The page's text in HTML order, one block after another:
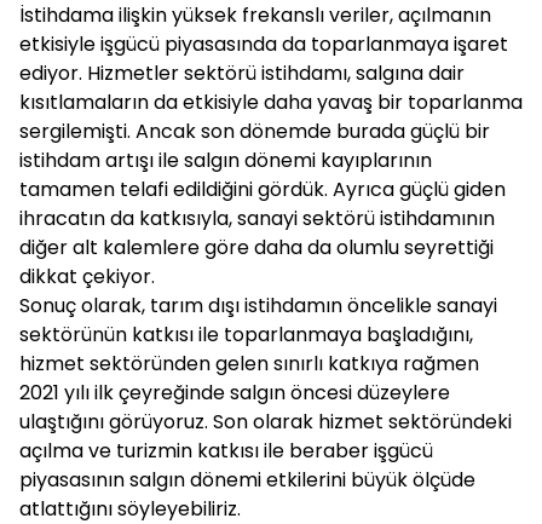
İstihdama ilişkin yüksek frekanslı veriler, açılmanın
etkisiyle işgücü piyasasında da toparlanmaya işaret
ediyor. Hizmetler sektörü istihdamı, salgına dair
kısıtlamaların da etkisiyle daha yavaş bir toparlanma
sergilemişti. Ancak son dönemde burada güçlü bir
istihdam artışı ile salgın dönemi kayıplarının
tamamen telafi edildiğini gördük. Ayrıca güçlü giden
ihracatın da katkısıyla, sanayi sektörü istihdamının
diğer alt kalemlere göre daha da olumlu seyrettiği
dikkat çekiyor.
Sonuç olarak, tarım dışı istihdamın öncelikle sanayi
sektörünün katkısı ile toparlanmaya başladığını,
hizmet sektöründen gelen sınırlı katkıya rağmen
2021 yılı ilk çeyreğinde salgın öncesi düzeylere
ulaştığını görüyoruz. Son olarak hizmet sektöründeki
açılma ve turizmin katkısı ile beraber işgücü
piyasasının salgın dönemi etkilerini büyük ölçüde
atlattığını söyleyebiliriz.